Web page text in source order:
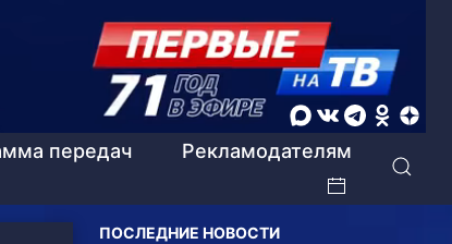
передач
Рекламодателям
ПОСЛЕДНИЕ НОВОСТИ